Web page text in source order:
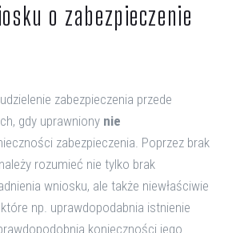
o zabezpieczenie
zabezpieczenia przede
gdy uprawniony nie
zabezpieczenia. Poprzez brak
rozumieć nie tylko brak
wniosku, ale także niewłaściwie
np. uprawdopodabnia istnienie
konieczności jego